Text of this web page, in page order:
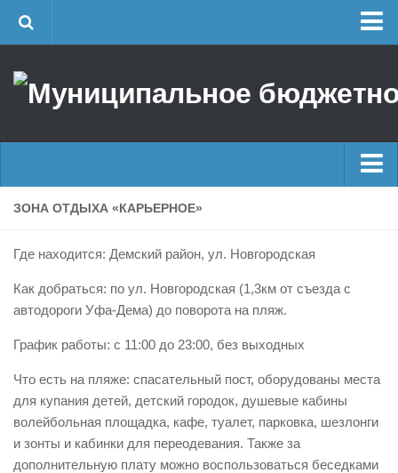
Об учреждении
Районные УГЗ
Поисково-спасательный отряд г. Уфы
Виды деятельности
Обслуживание опасных производственных объектов
Главные новости
ЗОНА ОТДЫХА «КАРЬЕРНОЕ»
Где находится: Демский район, ул. Новгородская
Как добраться: по ул. Новгородская (1,3км от съезда с
автодороги Уфа-Дема) до поворота на пляж.
График работы: с 11:00 до 23:00, без выходных
Что есть на пляже: спасательный пост, оборудованы места
для купания детей, детский городок, душевые кабины
волейбольная площадка, кафе, туалет, парковка, шезлонги
и зонты и кабинки для переодевания. Также за
дополнительную плату можно воспользоваться беседками